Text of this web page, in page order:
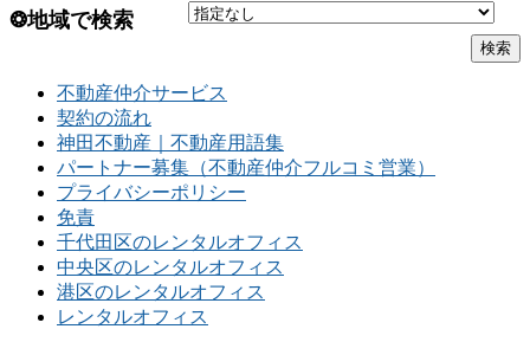
❂地域で検索
不動産仲介サービス
契約の流れ
神田不動産｜不動産用語集
パートナー募集（不動産仲介フルコミ営業）
プライバシーポリシー
免責
千代田区のレンタルオフィス
中央区のレンタルオフィス
港区のレンタルオフィス
レンタルオフィス